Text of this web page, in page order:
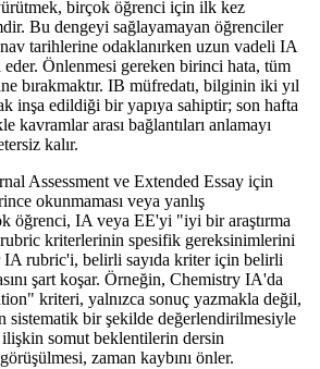
birçok öğrenci için ilk kez
Bu dengeyi sağlayamayan öğrenciler
tarihlerine odaklanırken uzun vadeli IA
Önlenmesi gereken birinci hata, tüm
bırakmaktır. IB müfredatı, bilginin iki yıl
inşa edildiği bir yapıya sahiptir; son hafta
kavramlar arası bağlantıları anlamayı
kalır.
Assessment ve Extended Essay için
okunmaması veya yanlış
öğrenci, IA veya EE'yi "iyi bir araştırma
kriterlerinin spesifik gereksinimlerini
IA rubric'i, belirli sayıda kriter için belirli
şart koşar. Örneğin, Chemistry IA'da
kriteri, yalnızca sonuç yazmakla değil,
bir şekilde değerlendirilmesiyle
ilişkin somut beklentilerin dersin
zaman kaybını önler.